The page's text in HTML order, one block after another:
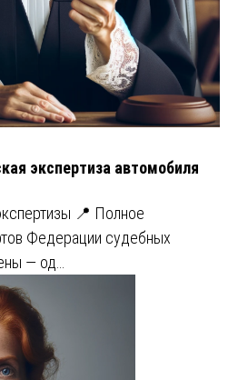
экспертиза автомобиля
📍 Полное
Федерации судебных
— од…